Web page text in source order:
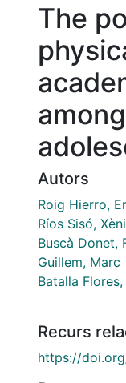
The
Autors
Roig Hierro,
Ríos Sisó,
Buscà Donet,
Guillem, Marc
Batalla
Recurs
https://